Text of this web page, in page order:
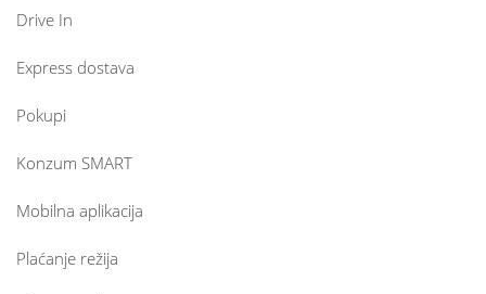
Drive In
Express dostava
Pokupi
Konzum SMART
Mobilna aplikacija
Plaćanje režija